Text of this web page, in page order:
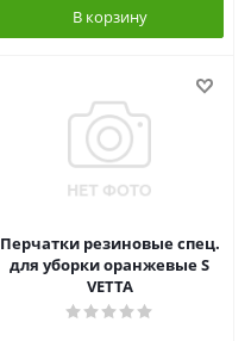
В корзину
Перчатки резиновые спец.
для уборки оранжевые S
VETTA